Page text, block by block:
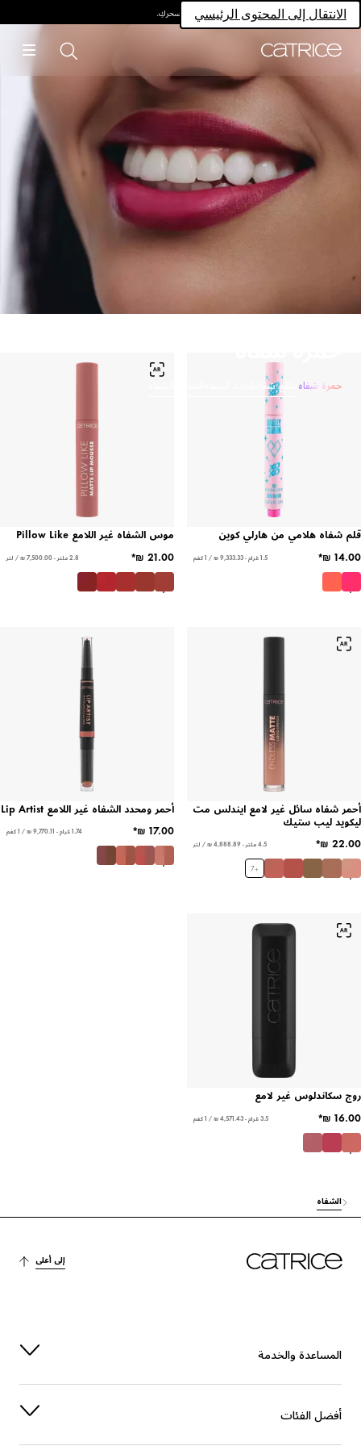
الانتقال إلى المحتوى الرئيسيامتلكي سحركِ.
حمرة شفاه ملمّع شفاه
قلم شفاه هلامي من هارلي كوين
1.5 غرام - ‏9,333.33 ₪ / 1 كغم
موس الشفاه غير اللامع Pillow Like
2.8 ملتر - ‏7,500.00 ₪ / لتر
أحمر شفاه سائل غير لامع ايندلس مت
ليكويد ليب ستيك
4.5 ملتر - ‏4,888.89 ₪ / لتر
+
7
أحمر ومحدد الشفاه غير اللامع Lip Artist
1.74 غرام - ‏9,770.11 ₪ / 1 كغم
روج سكاندلوس غير لامع
3.5 غرام - ‏4,571.43 ₪ / 1 كغم
الشفاه
إلى أعلى
المساعدة والخدمة
أفضل الفئات